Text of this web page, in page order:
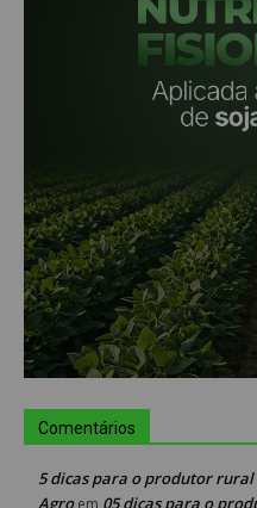
Comentários
5 dicas para o produtor rural